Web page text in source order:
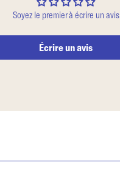
Soyez le premier à écrire un avis
Écrire un avis